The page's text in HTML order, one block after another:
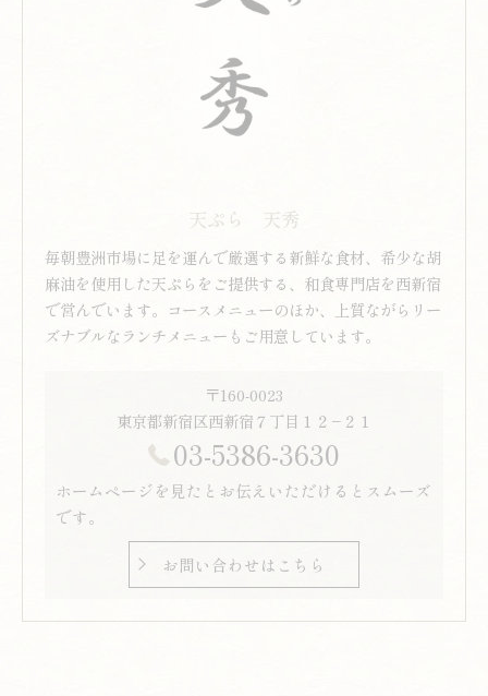
天ぷら 天秀
毎朝豊洲市場に足を運んで厳選する新鮮な食材、希少な胡
麻油を使用した天ぷらをご提供する、和食専門店を西新宿
で営んでいます。コースメニューのほか、上質ながらリー
ズナブルなランチメニューもご用意しています。
〒160-0023
東京都新宿区西新宿７丁目１２−２１
03-5386-3630
ホームページを見たとお伝えいただけるとスムーズ
です。
お問い合わせはこちら